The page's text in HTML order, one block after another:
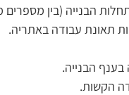
הבנייה (בין מספרים
תאונת עבודה באתריה.
בענף הבנייה.
הקשות.